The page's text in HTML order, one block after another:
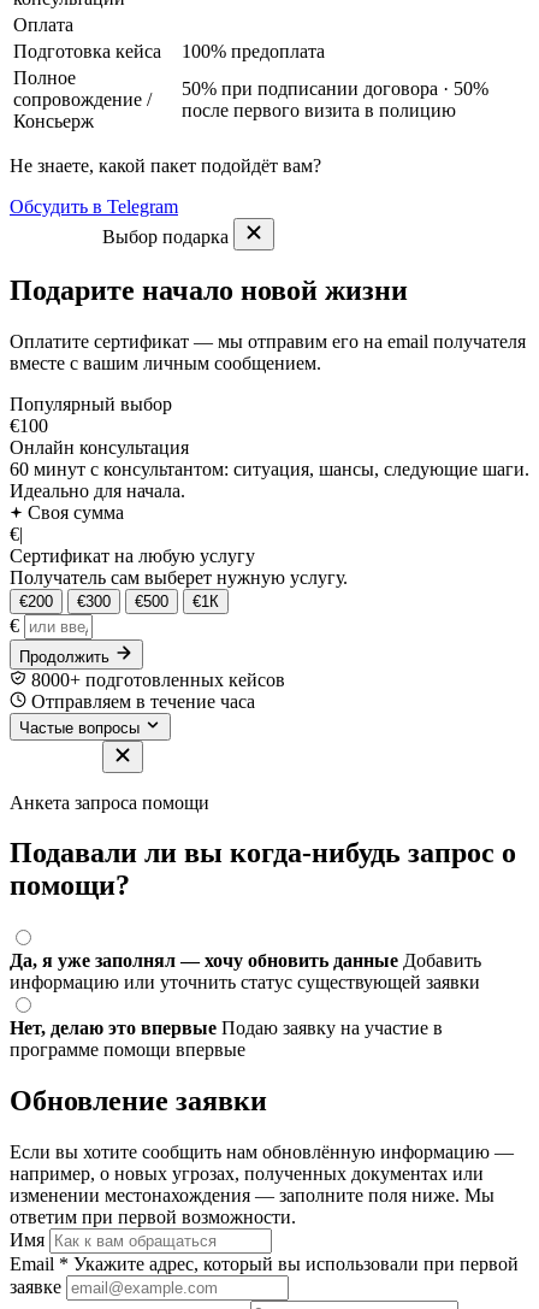
Оплата
Подготовка кейса
100% предоплата
Полное
сопровождение /
Консьерж
50% при подписании договора · 50%
после первого визита в полицию
Не знаете, какой пакет подойдёт вам?
Обсудить в Telegram
Выбор подарка
Подарите начало новой жизни
Оплатите сертификат — мы отправим его на email получателя
вместе с вашим личным сообщением.
Популярный выбор
€100
Онлайн консультация
60 минут с консультантом: ситуация, шансы, следующие шаги.
Идеально для начала.
Своя сумма
€|
Сертификат на любую услугу
Получатель сам выберет нужную услугу.
€200 €300 €500 €1К
€
Продолжить
8000+ подготовленных кейсов
Отправляем в течение часа
Частые вопросы
Анкета запроса помощи
Подавали ли вы когда-нибудь запрос о
помощи?
Да, я уже заполнял — хочу обновить данные Добавить
информацию или уточнить статус существующей заявки
Нет, делаю это впервые Подаю заявку на участие в
программе помощи впервые
Обновление заявки
Если вы хотите сообщить нам обновлённую информацию —
например, о новых угрозах, полученных документах или
изменении местонахождения — заполните поля ниже. Мы
ответим при первой возможности.
Имя
Email * Укажите адрес, который вы использовали при первой
заявке